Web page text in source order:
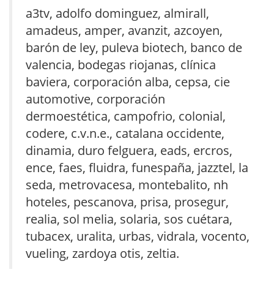
a3tv, adolfo dominguez, almirall,
amadeus, amper, avanzit, azcoyen,
barón de ley, puleva biotech, banco de
valencia, bodegas riojanas, clínica
baviera, corporación alba, cepsa, cie
automotive, corporación
dermoestética, campofrio, colonial,
codere, c.v.n.e., catalana occidente,
dinamia, duro felguera, eads, ercros,
ence, faes, fluidra, funespaña, jazztel, la
seda, metrovacesa, montebalito, nh
hoteles, pescanova, prisa, prosegur,
realia, sol melia, solaria, sos cuétara,
tubacex, uralita, urbas, vidrala, vocento,
vueling, zardoya otis, zeltia.